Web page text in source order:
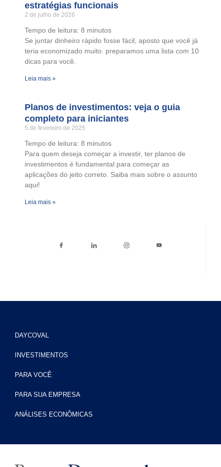
estratégias funcionais
2 de julho de 2026
Tempo de leitura: 8 minutos
Se juntar dinheiro rápido fosse fácil, aposto que você já
teria economizado muito. preparamos uma lista com 10
dicas para você.
Leia mais »
Planos de investimentos: veja o guia
completo para iniciantes
5 de fevereiro de 2025
Tempo de leitura: 8 minutos
Para quem deseja começar a investir, ter planos de
investimentos é fundamental para começar as
aplicações do jeito correto. Saiba mais sobre o assunto
aqui!
Leia mais »
DAYCOVAL
INVESTIMENTOS
PARA VOCÊ
PARA SUA EMPRESA
ANÁLISES ECONÔMICAS